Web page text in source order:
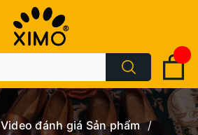
Video đánh giá Sản phẩm /